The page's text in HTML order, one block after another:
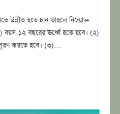
উন্নীত হতে চান তাহলে নিন্মোক্ত
বয়স ১২ বছরের ঊর্ধ্বে হতে হবে। (২)
পূরণ করতে হবে। (৩)…